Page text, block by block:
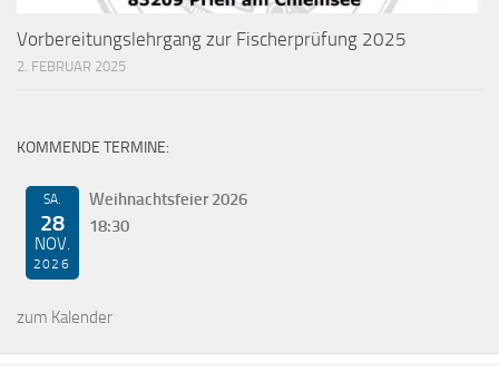
Vorbereitungslehrgang zur Fischerprüfung 2025
2. FEBRUAR 2025
KOMMENDE TERMINE:
SA.
28
NOV.
2026
Weihnachtsfeier 2026
18:30
zum Kalender